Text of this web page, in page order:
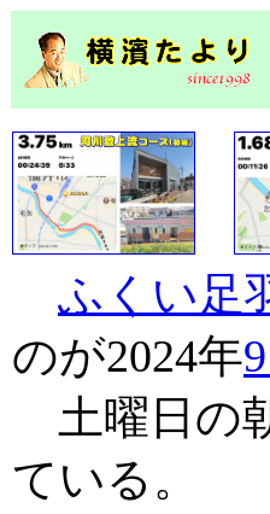
ふくい足
のが2024年
土曜日の
ている。